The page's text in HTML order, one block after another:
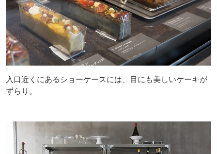
入口近くにあるショーケースには、目にも美しいケーキが
ずらり。